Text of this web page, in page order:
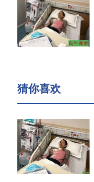
猜你喜欢